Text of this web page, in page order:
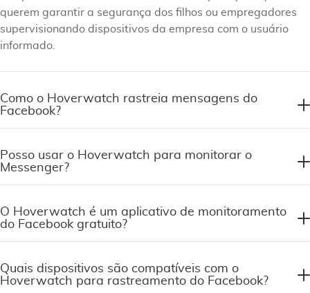
querem garantir a segurança dos filhos ou empregadores
supervisionando dispositivos da empresa com o usuário
informado.
Como o Hoverwatch rastreia mensagens do
Facebook?
Posso usar o Hoverwatch para monitorar o
Messenger?
O Hoverwatch é um aplicativo de monitoramento
do Facebook gratuito?
Quais dispositivos são compatíveis com o
Hoverwatch para rastreamento do Facebook?